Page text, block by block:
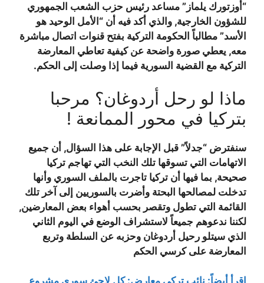
“أوزتورك يلماز” مساعد رئيس حزب الشعب الجمهوري
للشؤون الخارجية, والذي أكد فيه أن “الأمل الوحيد هو
الأسد” مطالباً الحكومة التركية بفتح قنوات اتصال مباشرة
معه, يعطي صورة واضحة عن كيفية تعاطي المعارضة
التركية مع القضية السورية فيما إذا وصلت إلى الحكم.
ماذا لو رحل أردوغان؟ مرحبا
بتركيا في محور الممانعة !
سنفترض “جدلاً” قبل الإجابة على هذا السؤال, أن جميع
الاتهامات التي تسوقها تلك النخب التي تهاجم تركيا
صحيحة, بما فيها أن تركيا تاجرت بالملف السوري وأنها
تدخلت لمصالحها البحتة وأضرت بالسوريين إلى آخر تلك
القائمة التي تطول وتقصر بحسب أهواء بعض المعارضين,
لكننا ندعوهم جميعاً لاستشراف الوضع في اليوم الثاني
الذي سيتلو رحيل أردوغان وحزبه عن السلطة وتربع
المعارضة على كرسي الحكم
إقرأ أيضاً: نائب تركي معارض: كل لاجئ سوري مشروع